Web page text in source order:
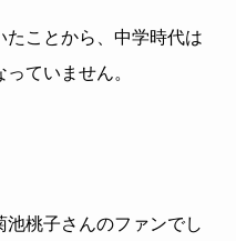
たことから、中学時代は
ていません。
池桃子さんのファンでし